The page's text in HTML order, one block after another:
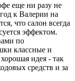
еще ни разу не
к Валерии на
что салон всегда
эффектом.
по
классные и
идея - так
средств и за